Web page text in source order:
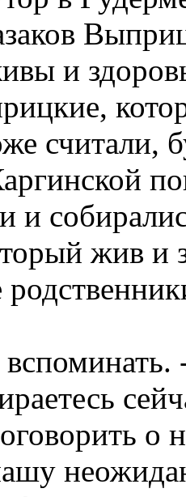
и
считали,
и
жив и
о